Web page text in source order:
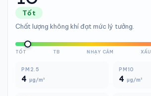
Tốt
Chất lượng không khí đạt mức lý tưởng.
TỐT TB NHẠY CẢM XẤU
PM2.5
4 µg/m³
PM10
4 µg/m³